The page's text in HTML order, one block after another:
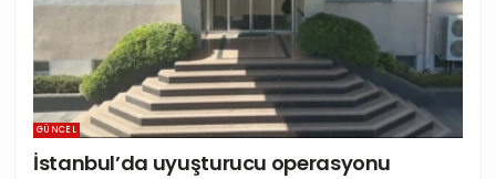
GÜNCEL
İstanbul’da uyuşturucu operasyonu